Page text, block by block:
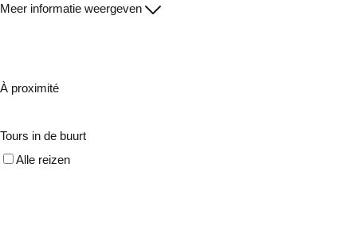
Meer informatie weergeven
À proximité
Tours in de buurt
Alle reizen